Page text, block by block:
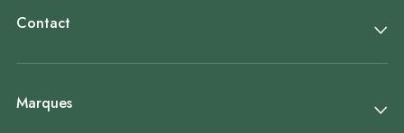
Contact
Marques